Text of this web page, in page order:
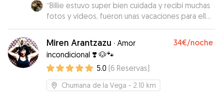
“Billie estuvo super bien cuidada y recibí muchas
fotos y vídeos, fueron unas vacaciones para ella
😊 Estuvo corriendo y pasándoselo súper bien
en el jardín.
Miren Arantzazu · Amor
incondicional ❣️ 🐶🐾
34€/noche
5.0 (6 Reservas)
Churriana de la Vega - 2.10 km